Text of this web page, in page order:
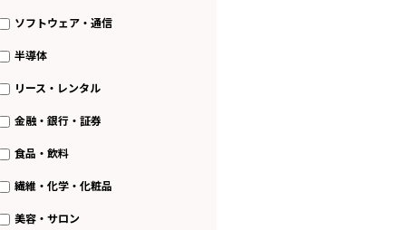
ソフトウェア・通信
半導体
リース・レンタル
金融・銀行・証券
食品・飲料
繊維・化学・化粧品
美容・サロン